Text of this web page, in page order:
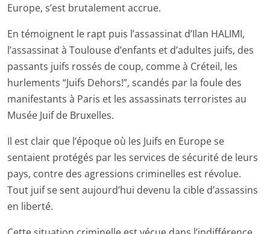
Europe, s’est brutalement accrue.
En témoignent le rapt puis l’assassinat d’Ilan HALIMI,
l’assassinat à Toulouse d’enfants et d’adultes juifs, des
passants juifs rossés de coup, comme à Créteil, les
hurlements “Juifs Dehors!”, scandés par la foule des
manifestants à Paris et les assassinats terroristes au
Musée Juif de Bruxelles.
Il est clair que l’époque où les Juifs en Europe se
sentaient protégés par les services de sécurité de leurs
pays, contre des agressions criminelles est révolue.
Tout juif se sent aujourd’hui devenu la cible d’assassins
en liberté.